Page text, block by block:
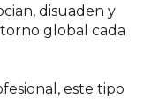
disuaden y
global cada
este tipo